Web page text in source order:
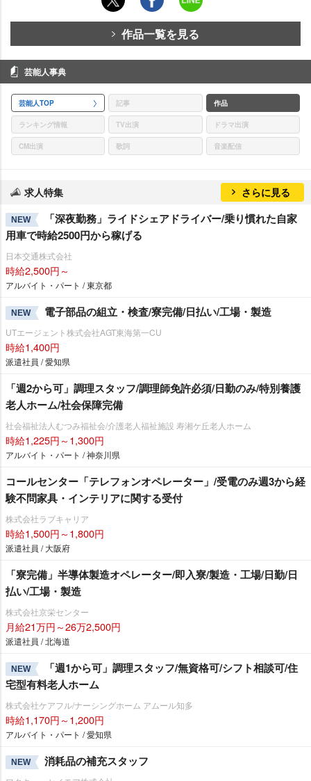
作品一覧を見る
芸能人事典
芸能人TOP 記事 作品
ランキング情報 TV出演 ドラマ出演
CM出演 歌詞 音楽配信
求人特集 さらに見る
NEW
「深夜勤務」ライドシェアドライバー/乗り慣れた自家
用車で時給2500円から稼げる
日本交通株式会社
時給2,500円～
アルバイト・パート / 東京都
NEW 電子部品の組立・検査/寮完備/日払い/工場・製造
UTエージェント株式会社AGT東海第一CU
時給1,400円
派遣社員 / 愛知県
「週2から可」調理スタッフ/調理師免許必須/日勤のみ/特別養護
老人ホーム/社会保障完備
社会福祉法人むつみ福祉会/介護老人福祉施設 寿湘ケ丘老人ホーム
時給1,225円～1,300円
アルバイト・パート / 神奈川県
コールセンター「テレフォンオペレーター」/受電のみ週3から経
験不問家具・インテリアに関する受付
株式会社ラブキャリア
時給1,500円～1,800円
派遣社員 / 大阪府
「寮完備」半導体製造オペレーター/即入寮/製造・工場/日勤/日
払い/工場・製造
株式会社京栄センター
月給21万円～26万2,500円
派遣社員 / 北海道
NEW
「週1から可」調理スタッフ/無資格可/シフト相談可/住
宅型有料老人ホーム
株式会社ケアフル/ナーシングホーム アムール知多
時給1,170円～1,200円
アルバイト・パート / 愛知県
NEW 消耗品の補充スタッフ